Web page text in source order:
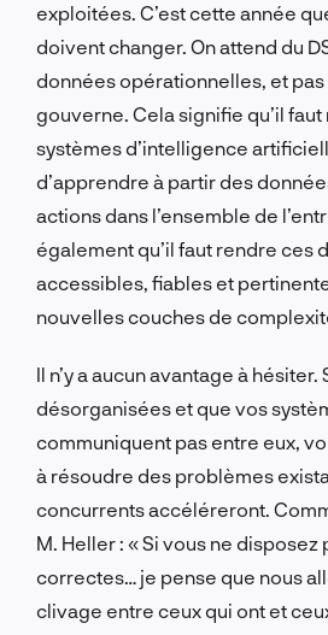
exploitées. C’est cette année
doivent changer. On attend du
données opérationnelles, et pas
gouverne. Cela signifie qu’il
systèmes d’intelligence
d’apprendre à partir des
actions dans l’ensemble de
également qu’il faut rendre ces
accessibles, fiables et
nouvelles couches de
Il n’y a aucun avantage à
désorganisées et que vos
communiquent pas entre eux,
à résoudre des problèmes
concurrents accéléreront.
M. Heller : « Si vous ne
correctes… je pense que nous
clivage entre ceux qui ont et